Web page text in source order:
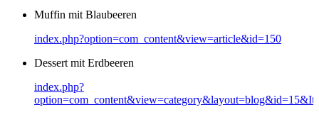
Muffin mit Blaubeeren
index.php?option=com_content&view=article&id=150
Dessert mit Erdbeeren
index.php?